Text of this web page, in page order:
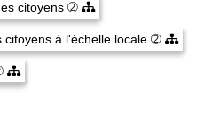
citoyens ➁
citoyens à l'échelle locale ➁